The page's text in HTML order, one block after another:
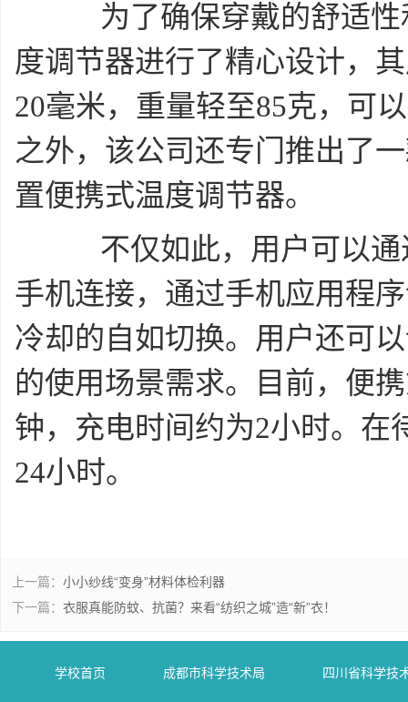
为了确保穿戴的舒适性
度调节器进行了精心设计，
20毫米，重量轻至85克，可
之外，该公司还专门推出了
置便携式温度调节器。
不仅如此，用户可以通
手机连接，通过手机应用程
冷却的自如切换。用户还可
的使用场景需求。目前，便
钟，充电时间约为2小时。在
24小时。
上一篇： 小小纱线“变身”材料体检利器
下一篇： 衣服真能防蚊、抗菌？来看“纺织之城”造“新”衣！
学校首页 成都市科学技术局 四川省科学技